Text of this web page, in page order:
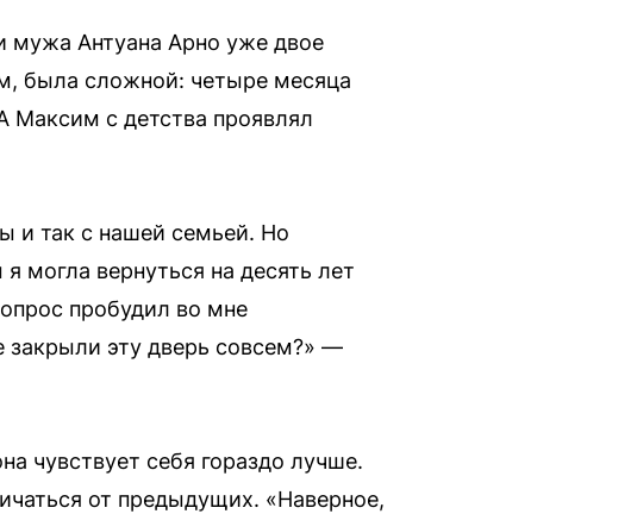
мужа Антуана Арно уже двое
была сложной: четыре месяца
Максим с детства проявлял
и так с нашей семьей. Но
могла вернуться на десять лет
пробудил во мне
эту дверь совсем?» —
чувствует себя гораздо лучше.
от предыдущих. «Наверное,